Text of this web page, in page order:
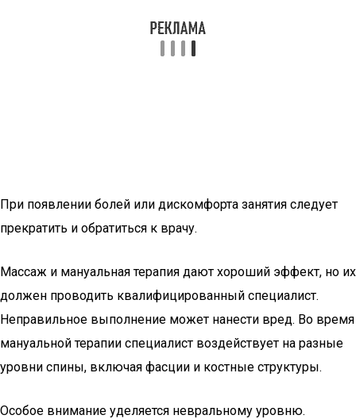
При появлении болей или дискомфорта занятия следует
прекратить и обратиться к врачу.
Массаж и мануальная терапия дают хороший эффект, но их
должен проводить квалифицированный специалист.
Неправильное выполнение может нанести вред. Во время
мануальной терапии специалист воздействует на разные
уровни спины, включая фасции и костные структуры.
Особое внимание уделяется невральному уровню.